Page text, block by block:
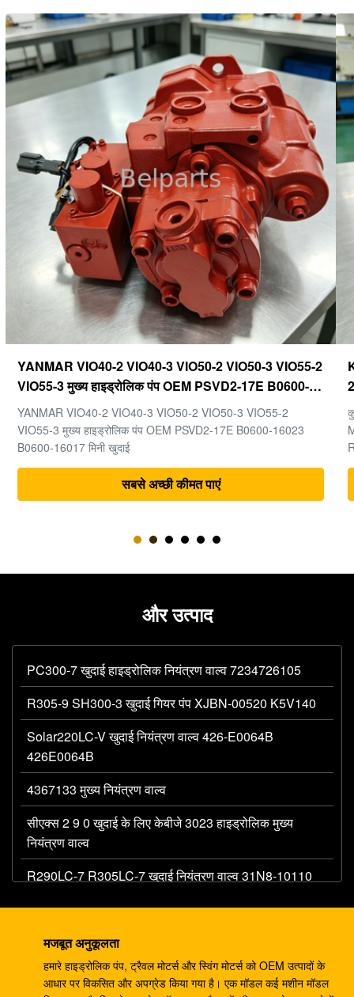
Kubota U20-3 U25-3 अंतिम ड्राइव KYB MAG-18VP-
230F OEM ट्रैवल मोटर B0240-18076 RB511-61290
RB559-61290 RC157-78000 मिनी खुदाई भागों के लिए
कुबोटा U20-3 U25-3 मिनी खुदाई मशीन के पुर्जों के लिए अंतिम ड्राइव KYB
MAG-18VP-230F ट्रैवल मोटर B0240-18076 RB511-61290
RB559-61290 RC157-78000
सबसे अच्छी कीमत पाएं
और उत्पाद
PC300-7 खुदाई हाइड्रोलिक नियंत्रण वाल्व 7234726105
R305-9 SH300-3 खुदाई गियर पंप XJBN-00520 K5V140
Solar220LC-V खुदाई नियंत्रण वाल्व 426-E0064B
426E0064B
4367133 मुख्य नियंत्रण वाल्व
सीएक्स 2 9 0 खुदाई के लिए केबीजे 3023 हाइड्रोलिक मुख्य
नियंत्रण वाल्व
R290LC-7 R305LC-7 खुदाई नियंत्रण वाल्व 31N8-10110
PC75
एचपीवी55 खुदाई मशीन के पुर्जे पीसी120-3 पीसी120-5 गियर पंप
मजबूत अनुकूलता
हमारे हाइड्रोलिक पंप, ट्रैवल मोटर्स और स्विंग मोटर्स को OEM उत्पादों के
आधार पर विकसित और अपग्रेड किया गया है। एक मॉडल कई मशीन मॉडल